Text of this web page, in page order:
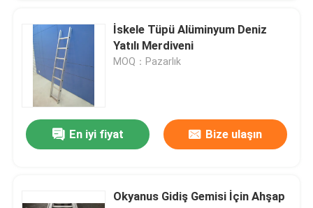
Kaynak malzeme
Palamar Bileşenleri
Deniz Çelik Ürünleri
Deniz Pervane Şaftı
İskele Tüpü Alüminyum Deniz
Yatılı Merdiveni
MOQ：Pazarlık
En iyi fiyat Bize ulaşın
Okyanus Gidiş Gemisi İçin Ahşap